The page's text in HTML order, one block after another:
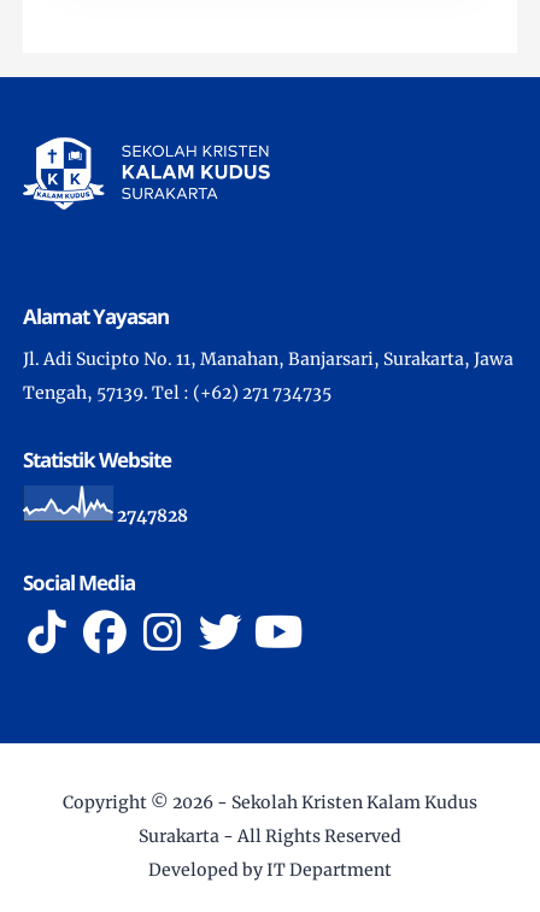
Alamat Yayasan
Jl. Adi Sucipto No. 11, Manahan, Banjarsari, Surakarta, Jawa
Tengah, 57139. Tel : (+62) 271 734735
Statistik Website
2747828
Social Media
Copyright © 2026 - Sekolah Kristen Kalam Kudus
Surakarta - All Rights Reserved
Developed by IT Department